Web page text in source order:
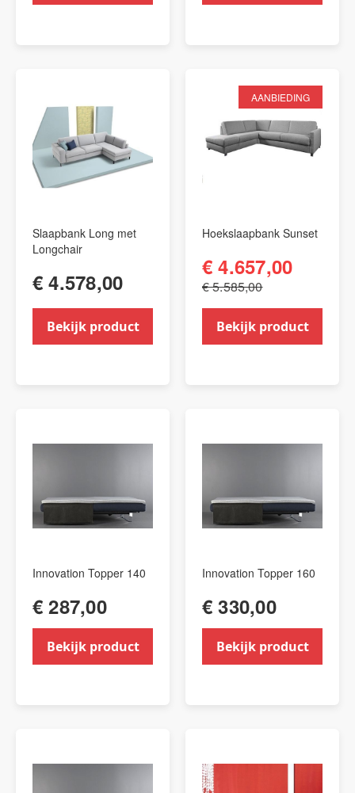
Slaapbank Long met
Longchair
€ 4.578,00
Bekijk product
AANBIEDING
Hoekslaapbank Sunset
€ 4.657,00
€ 5.585,00
Bekijk product
Innovation Topper 140
€ 287,00
Bekijk product
Innovation Topper 160
€ 330,00
Bekijk product